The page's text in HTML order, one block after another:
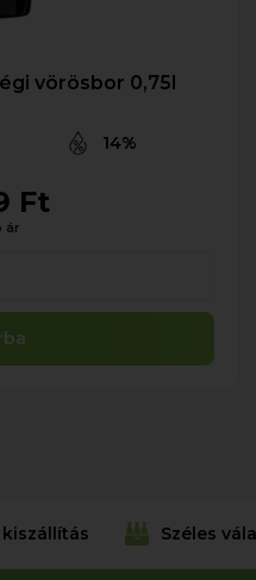
vörösbor 0,75l
14%
Ft
ár
Széles